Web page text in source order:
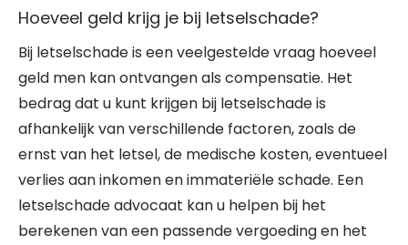
Hoeveel geld krijg je bij letselschade?
Bij letselschade is een veelgestelde vraag hoeveel
geld men kan ontvangen als compensatie. Het
bedrag dat u kunt krijgen bij letselschade is
afhankelijk van verschillende factoren, zoals de
ernst van het letsel, de medische kosten, eventueel
verlies aan inkomen en immateriële schade. Een
letselschade advocaat kan u helpen bij het
berekenen van een passende vergoeding en het